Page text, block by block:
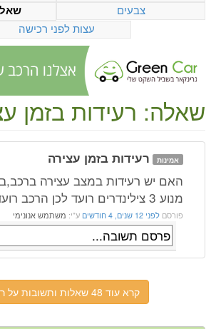
צבעים
עצות לפני רכישה
שאלה: רעידות בזמן
אמינות רעידות בזמן עצירה
האם יש רעידות במצב עצירה
מנוע 3 צילינדרים רועד לכן הרכב רועד
פורסם לפני 12 שנים, 4 חודשים ע"י: משתמש אנונימי
קרא עוד 48 שאלות ותשובות על רכב זה.